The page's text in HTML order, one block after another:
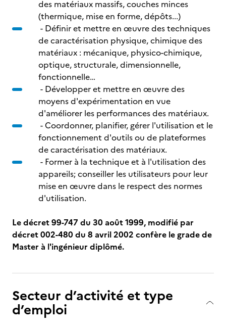
des matériaux massifs, couches minces
(thermique, mise en forme, dépôts...)
- Définir et mettre en œuvre des techniques
de caractérisation physique, chimique des
matériaux : mécanique, physico-chimique,
optique, structurale, dimensionnelle,
fonctionnelle…
- Développer et mettre en œuvre des
moyens d'expérimentation en vue
d'améliorer les performances des matériaux.
- Coordonner, planifier, gérer l'utilisation et le
fonctionnement d'outils ou de plateformes
de caractérisation des matériaux.
- Former à la technique et à l'utilisation des
appareils; conseiller les utilisateurs pour leur
mise en œuvre dans le respect des normes
d'utilisation.
Le décret 99-747 du 30 août 1999, modifié par
décret 002-480 du 8 avril 2002 confère le grade de
Master à l'ingénieur diplômé.
Secteur d’activité et type
d’emploi